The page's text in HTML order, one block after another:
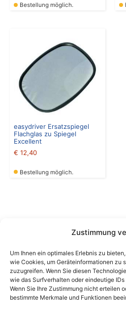
Zustimmung
Um Ihnen ein optimales Erlebnis zu
wie Cookies, um Geräteinformationen zu
zuzugreifen. Wenn Sie diesen
wie das Surfverhalten oder eindeutige
Wenn Sie Ihre Zustimmung nicht erteilen
bestimmte Merkmale und Funktionen
Bestellung möglich.
easydriver Ersatzspiegel
Flachglas zu Spiegel
Excellent
€ 12,40
Bestellung möglich.
Camping
Peter-Leardi-Weg 4,
Steiermark /
+43 316 225711 ​ •
AGB